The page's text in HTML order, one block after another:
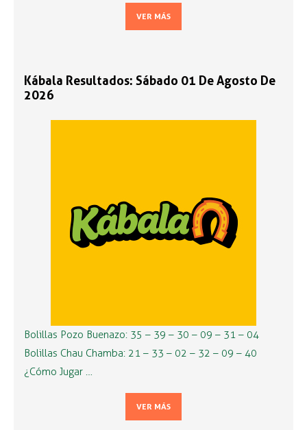
VER MÁS
Kábala Resultados: Sábado 01 De Agosto De
2026
Bolillas Pozo Buenazo: 35 – 39 – 30 – 09 – 31 – 04
Bolillas Chau Chamba: 21 – 33 – 02 – 32 – 09 – 40
¿Cómo Jugar …
VER MÁS